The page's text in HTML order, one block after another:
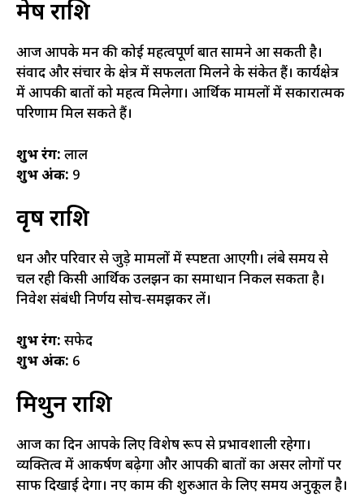
मेष राशि
आज आपके मन की कोई महत्वपूर्ण बात सामने आ सकती है।
संवाद और संचार के क्षेत्र में सफलता मिलने के संकेत हैं। कार्यक्षेत्र
में आपकी बातों को महत्व मिलेगा। आर्थिक मामलों में सकारात्मक
परिणाम मिल सकते हैं।
शुभ रंग: लाल
शुभ अंक: 9
वृष राशि
धन और परिवार से जुड़े मामलों में स्पष्टता आएगी। लंबे समय से
चल रही किसी आर्थिक उलझन का समाधान निकल सकता है।
निवेश संबंधी निर्णय सोच-समझकर लें।
शुभ रंग: सफेद
शुभ अंक: 6
मिथुन राशि
आज का दिन आपके लिए विशेष रूप से प्रभावशाली रहेगा।
व्यक्तित्व में आकर्षण बढ़ेगा और आपकी बातों का असर लोगों पर
साफ दिखाई देगा। नए काम की शुरुआत के लिए समय अनुकूल है।